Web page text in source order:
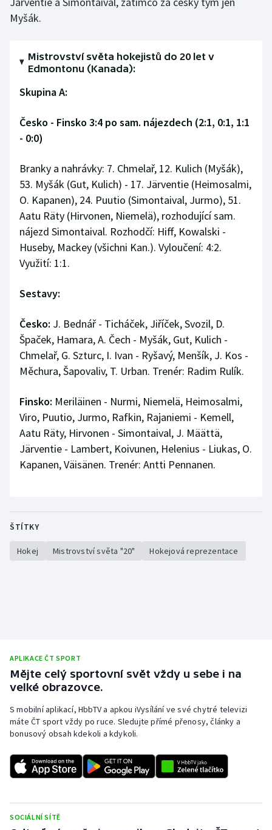
Myšák.
Mistrovství světa hokejistů do 20 let v
Edmontonu (Kanada):
Skupina A:
Česko - Finsko 3:4 po sam. nájezdech (2:1, 0:1, 1:1
- 0:0)
Branky a nahrávky: 7. Chmelař, 12. Kulich (Myšák),
53. Myšák (Gut, Kulich) - 17. Järventie (Heimosalmi,
O. Kapanen), 24. Puutio (Simontaival, Jurmo), 51.
Aatu Räty (Hirvonen, Niemelä), rozhodující sam.
nájezd Simontaival. Rozhodčí: Hiff, Kowalski -
Huseby, Mackey (všichni Kan.). Vyloučení: 4:2.
Využití: 1:1.
Sestavy:
Česko: J. Bednář - Ticháček, Jiříček, Svozil, D.
Špaček, Hamara, A. Čech - Myšák, Gut, Kulich -
Chmelař, G. Szturc, I. Ivan - Ryšavý, Menšík, J. Kos -
Měchura, Šapovaliv, T. Urban. Trenér: Radim Rulík.
Finsko: Meriläinen - Nurmi, Niemelä, Heimosalmi,
Viro, Puutio, Jurmo, Rafkin, Rajaniemi - Kemell,
Aatu Räty, Hirvonen - Simontaival, J. Määttä,
Järventie - Lambert, Koivunen, Helenius - Liukas, O.
Kapanen, Väisänen. Trenér: Antti Pennanen.
ŠTÍTKY
Hokej Mistrovství světa "20" Hokejová reprezentace
APLIKACE ČT SPORT
Mějte celý sportovní svět vždy u sebe i na
velké obrazovce.
S mobilní aplikací, HbbTV a apkou iVysílání ve své chytré televizi
máte ČT sport vždy po ruce. Sledujte přímé přenosy, články a
bonusový obsah kdekoli a kdykoli.
SOCIÁLNÍ SÍTĚ